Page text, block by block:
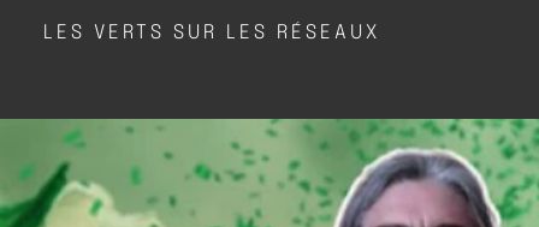
LES VERTS SUR LES RÉSEAUX